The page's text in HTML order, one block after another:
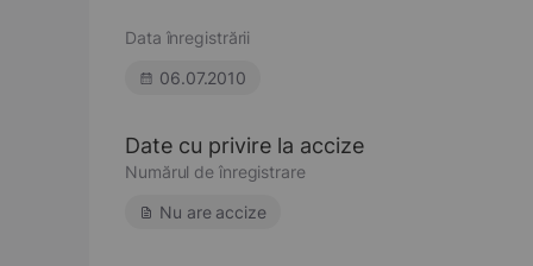
Data înregistrării
06.07.2010
Date cu privire la accize
Numărul de înregistrare
Nu are accize